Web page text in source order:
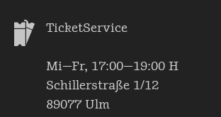
TicketService
Mi—Fr, 17:00—19:00 H
Schillerstraße 1/12
89077 Ulm